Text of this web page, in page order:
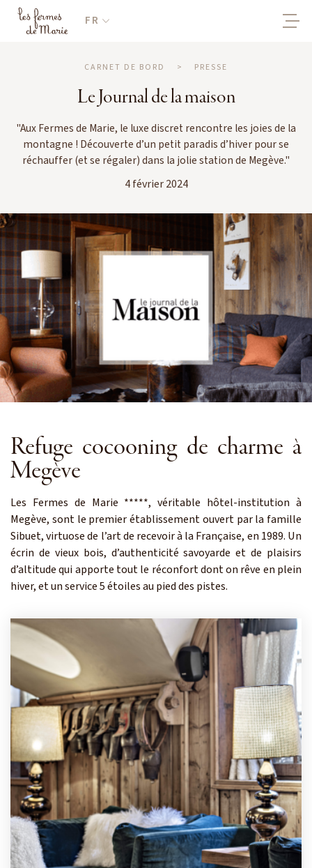
FR
CARNET DE BORD > PRESSE
Le Journal de la maison
"Aux Fermes de Marie, le luxe discret rencontre les joies de la
montagne ! Découverte d’un petit paradis d’hiver pour se
réchauffer (et se régaler) dans la jolie station de Megève."
4 février 2024
Refuge cocooning de charme à
Megève
Les Fermes de Marie *****, véritable hôtel-institution à
Megève, sont le premier établissement ouvert par la famille
Sibuet, virtuose de l’art de recevoir à la Française, en 1989. Un
écrin de vieux bois, d’authenticité savoyarde et de plaisirs
d’altitude qui apporte tout le réconfort dont on rêve en plein
hiver, et un service 5 étoiles au pied des pistes.